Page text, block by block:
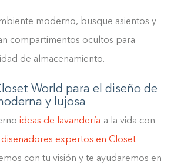
moderno, busque asientos y
compartimentos ocultos para
de almacenamiento.
World para el diseño de
y lujosa
ideas de lavandería a la vida con
diseñadores expertos en Closet
con tu visión y te ayudaremos en